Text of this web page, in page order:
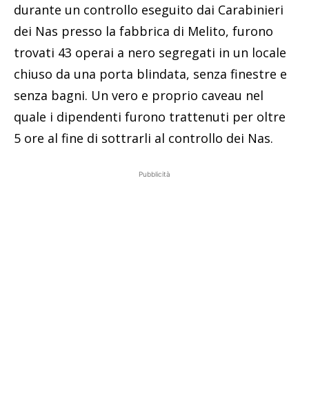
durante un controllo eseguito dai Carabinieri
dei Nas presso la fabbrica di Melito, furono
trovati 43 operai a nero segregati in un locale
chiuso da una porta blindata, senza finestre e
senza bagni. Un vero e proprio caveau nel
quale i dipendenti furono trattenuti per oltre
5 ore al fine di sottrarli al controllo dei Nas.
Pubblicità